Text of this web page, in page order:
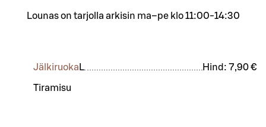
Lounas on tarjolla arkisin ma–pe klo 11:00-14:30
Jälkiruoka L Hind: 7,90 €
Tiramisu